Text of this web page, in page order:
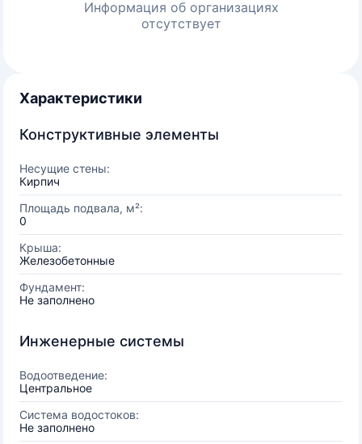
Информация об организациях
отсутствует
Характеристики
Конструктивные элементы
Несущие стены:
Кирпич
Площадь подвала, м²:
0
Крыша:
Железобетонные
Фундамент:
Не заполнено
Инженерные системы
Водоотведение:
Центральное
Система водостоков:
Не заполнено